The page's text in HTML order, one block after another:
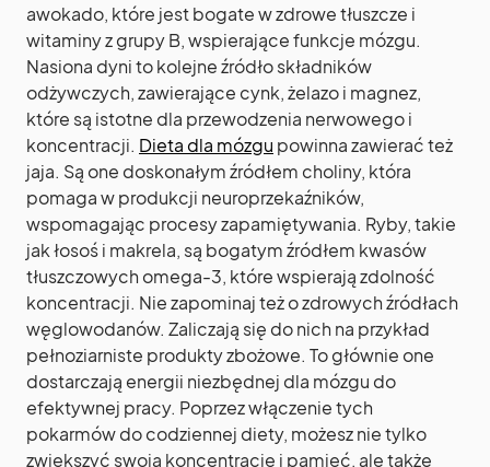
awokado, które jest bogate w zdrowe tłuszcze i
witaminy z grupy B, wspierające funkcje mózgu.
Nasiona dyni to kolejne źródło składników
odżywczych, zawierające cynk, żelazo i magnez,
które są istotne dla przewodzenia nerwowego i
koncentracji. Dieta dla mózgu powinna zawierać też
jaja. Są one doskonałym źródłem choliny, która
pomaga w produkcji neuroprzekaźników,
wspomagając procesy zapamiętywania. Ryby, takie
jak łosoś i makrela, są bogatym źródłem kwasów
tłuszczowych omega-3, które wspierają zdolność
koncentracji. Nie zapominaj też o zdrowych źródłach
węglowodanów. Zaliczają się do nich na przykład
pełnoziarniste produkty zbożowe. To głównie one
dostarczają energii niezbędnej dla mózgu do
efektywnej pracy. Poprzez włączenie tych
pokarmów do codziennej diety, możesz nie tylko
zwiększyć swoją koncentrację i pamięć, ale także